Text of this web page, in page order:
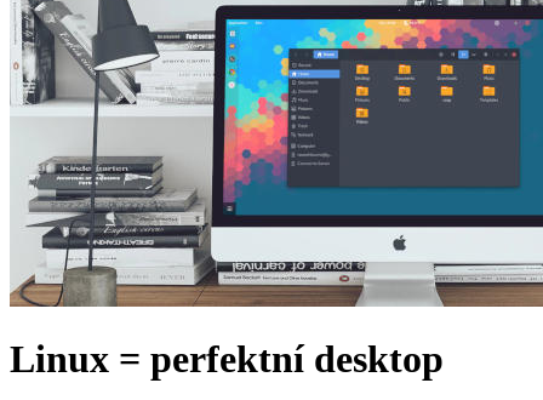
Linux = perfektní desktop